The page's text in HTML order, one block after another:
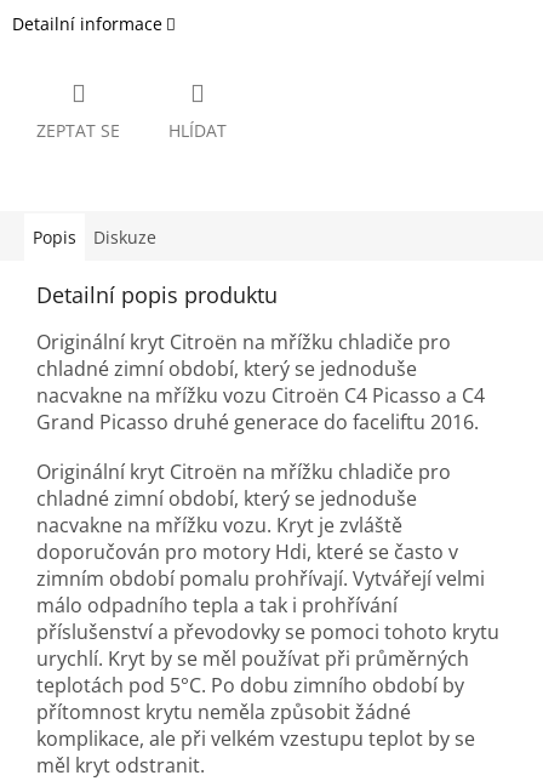
Detailní informace
ZEPTAT SE HLÍDAT
Popis Diskuze
Detailní popis produktu
Originální kryt Citroën na mřížku chladiče pro
chladné zimní období, který se jednoduše
nacvakne na mřížku vozu Citroën C4 Picasso a C4
Grand Picasso druhé generace do faceliftu 2016.
Originální kryt Citroën na mřížku chladiče pro
chladné zimní období, který se jednoduše
nacvakne na mřížku vozu. Kryt je zvláště
doporučován pro motory Hdi, které se často v
zimním období pomalu prohřívají. Vytvářejí velmi
málo odpadního tepla a tak i prohřívání
příslušenství a převodovky se pomoci tohoto krytu
urychlí. Kryt by se měl používat při průměrných
teplotách pod 5°C. Po dobu zimního období by
přítomnost krytu neměla způsobit žádné
komplikace, ale při velkém vzestupu teplot by se
měl kryt odstranit.